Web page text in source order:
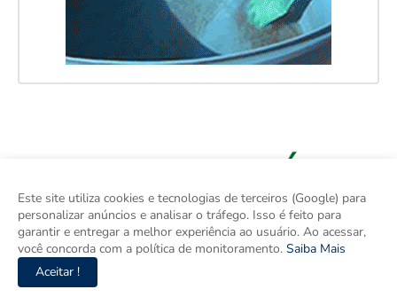
Este site utiliza cookies e tecnologias de terceiros (Google) para
personalizar anúncios e analisar o tráfego. Isso é feito para
garantir e entregar a melhor experiência ao usuário. Ao acessar,
você concorda com a política de monitoramento. Saiba Mais
Aceitar !